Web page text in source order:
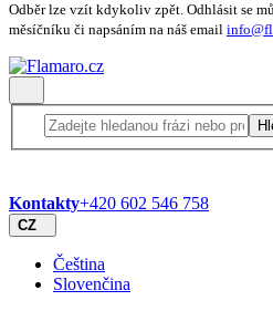
Odběr lze vzít kdykoliv zpět. Odhlásit se
měsíčníku či napsáním na náš email
Kontakty+420 602 546 758
CZ
Čeština
Slovenčina